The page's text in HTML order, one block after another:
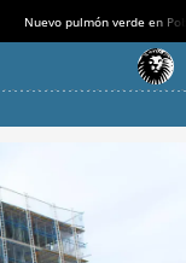
Nuevo pulmón verde en